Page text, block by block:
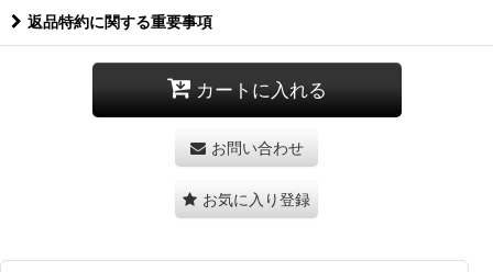
返品特約に関する重要事項
カートに入れる
お問い合わせ
お気に入り登録